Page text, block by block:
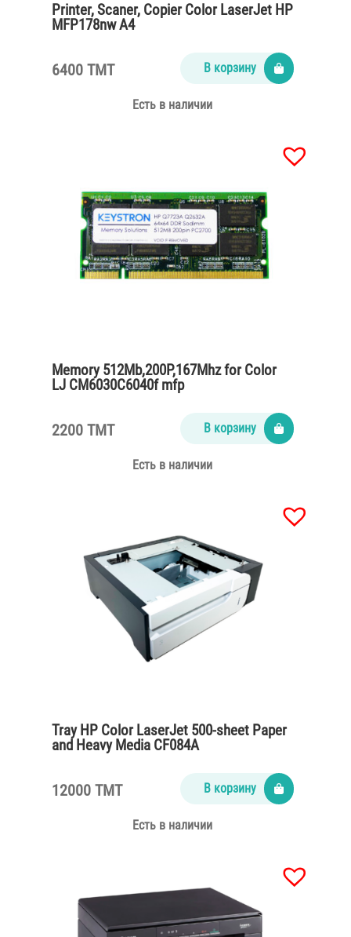
Printer, Scaner, Copier Color LaserJet HP
MFP178nw A4
6400 TMT В корзину
Есть в наличии
Memory 512Mb,200P,167Mhz for Color
LJ CM6030C6040f mfp
2200 TMT В корзину
Есть в наличии
Tray HP Color LaserJet 500-sheet Paper
and Heavy Media CF084A
12000 TMT В корзину
Есть в наличии